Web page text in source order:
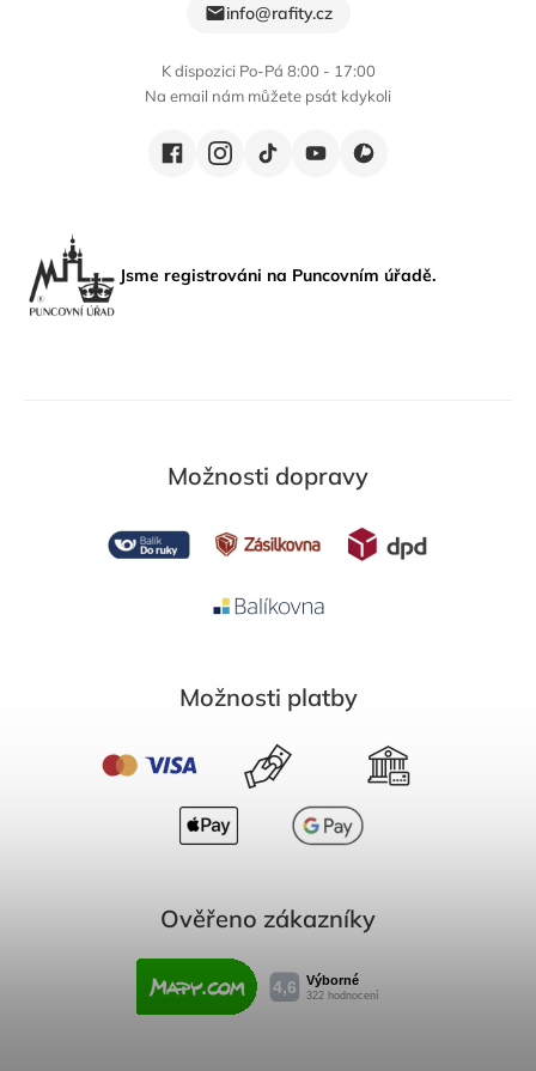
info@rafity.cz
K dispozici Po-Pá 8:00 - 17:00
Na email nám můžete psát kdykoli
Jsme registrováni na Puncovním úřadě.
Možnosti dopravy
Možnosti platby
Ověřeno zákazníky